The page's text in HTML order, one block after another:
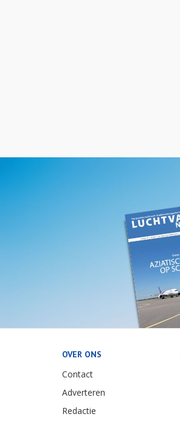
OVER ONS
Contact
Adverteren
Redactie